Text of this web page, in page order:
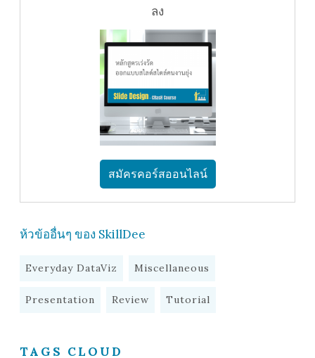
ลง
สมัครคอร์สออนไลน์
ห้วข้ออื่นๆ ของ SkillDee
Everyday DataViz Miscellaneous
Presentation Review Tutorial
TAGS CLOUD